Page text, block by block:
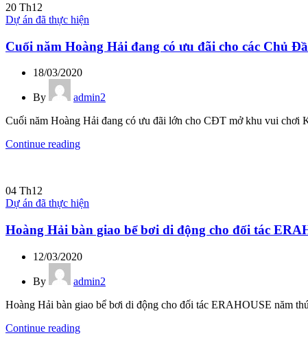
20 Th12
Dự án đã thực hiện
Cuối năm Hoàng Hải đang có ưu đãi cho các Chủ
18/03/2020
By
admin2
Cuối năm Hoàng Hải đang có ưu đãi lớn cho CĐT mở khu vui chơi
Continue reading
04 Th12
Dự án đã thực hiện
Hoàng Hải bàn giao bể bơi di động cho đối tác
12/03/2020
By
admin2
Hoàng Hải bàn giao bể bơi di động cho đối tác ERAHOUSE năm
Continue reading